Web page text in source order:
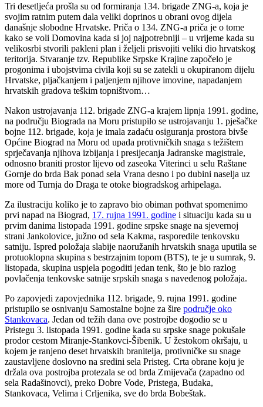
Tri desetljeća prošla su od formiranja 134. brigade ZNG-a, koja je
svojim ratnim putem dala veliki doprinos u obrani ovog dijela
današnje slobodne Hrvatske. Priča o 134. ZNG-a priča je o tome
kako se voli Domovina kada si joj najpotrebniji – u vrijeme kada su
velikosrbi stvorili pakleni plan i željeli prisvojiti veliki dio hrvatskog
teritorija. Stvaranje tzv. Republike Srpske Krajine započelo je
progonima i ubojstvima civila koji su se zatekli u okupiranom dijelu
Hrvatske, pljačkanjem i paljenjem njihove imovine, napadanjem
hrvatskih gradova teškim topništvom…
Nakon ustrojavanja 112. brigade ZNG-a krajem lipnja 1991. godine,
na području Biograda na Moru pristupilo se ustrojavanju 1. pješačke
bojne 112. brigade, koja je imala zadaću osiguranja prostora bivše
Općine Biograd na Moru od upada protivničkih snaga s težištem
sprječavanja njihova izbijanja i presijecanja Jadranske magistrale,
odnosno braniti prostor lijevo od zaseoka Viterinci u selu Raštane
Gornje do brda Bak ponad sela Vrana desno i po dubini naselja uz
more od Turnja do Draga te otoke biogradskog arhipelaga.
Za ilustraciju koliko je to zapravo bio obiman pothvat spomenimo
prvi napad na Biograd, 17. rujna 1991. godine i situaciju kada su u
prvim danima listopada 1991. godine srpske snage na sjevernoj
strani Jankolovice, južno od sela Kakma, rasporedile tenkovsku
satniju. Ispred položaja slabije naoružanih hrvatskih snaga uputila se
protuoklopna skupina s bestrzajnim topom (BTS), te je u sumrak, 9.
listopada, skupina uspjela pogoditi jedan tenk, što je bio razlog
povlačenja tenkovske satnije srpskih snaga s navedenog položaja.
Po zapovjedi zapovjednika 112. brigade, 9. rujna 1991. godine
pristupilo se osnivanju Samostalne bojne za šire područje oko
Stankovaca. Jedan od težih dana ove postrojbe dogodio se u
Pristegu 3. listopada 1991. godine kada su srpske snage pokušale
prodor cestom Miranje-Stankovci-Šibenik. U žestokom okršaju, u
kojem je ranjeno deset hrvatskih branitelja, protivničke su snage
zaustavljene doslovno na sredini sela Pristeg. Crta obrane koju je
držala ova postrojba protezala se od brda Zmijevača (zapadno od
sela Radašinovci), preko Dobre Vode, Pristega, Budaka,
Stankovaca, Velima i Crljenika, sve do brda Bobeštak.